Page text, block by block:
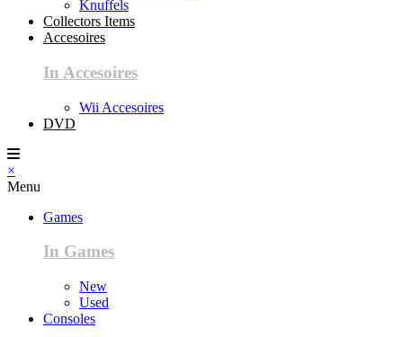
Knuffels
Collectors Items
Accesoires
In Accesoires
Wii Accesoires
DVD
×
Menu
Games
In Games
New
Used
Consoles